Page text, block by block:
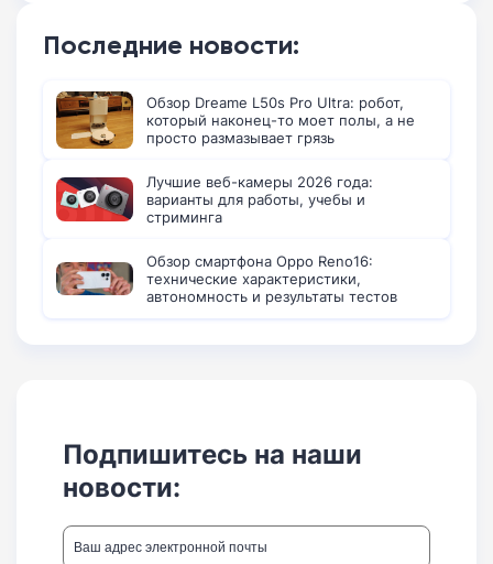
Последние новости:
Обзор Dreame L50s Pro Ultra: робот,
который наконец-то моет полы, а не
просто размазывает грязь
Лучшие веб-камеры 2026 года:
варианты для работы, учебы и
стриминга
Обзор смартфона Oppo Reno16:
технические характеристики,
автономность и результаты тестов
Подпишитесь на наши
новости: